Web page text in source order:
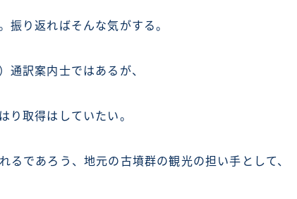
振り返ればそんな気がする。
通訳案内士ではあるが、
り取得はしていたい。
るであろう、地元の古墳群の観光の担い手として、